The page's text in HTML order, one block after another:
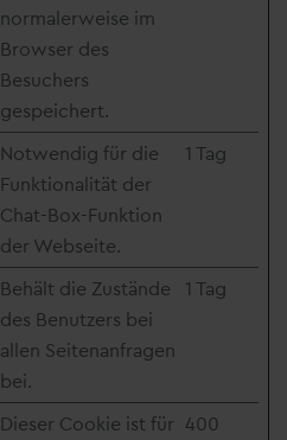
normalerweise im
Browser des
Besuchers
gespeichert.
Notwendig für die
Funktionalität der
Chat-Box-Funktion
der Webseite.
1 Tag
Behält die Zustände
des Benutzers bei
allen Seitenanfragen
bei.
1 Tag
Dieser Cookie ist für 400